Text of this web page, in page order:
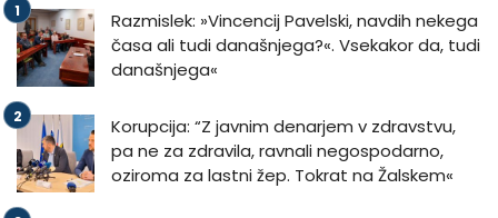
Razmislek: »Vincencij Pavelski, navdih nekega
časa ali tudi današnjega?«. Vsekakor da, tudi
današnjega«
Korupcija: “Z javnim denarjem v zdravstvu,
pa ne za zdravila, ravnali negospodarno,
oziroma za lastni žep. Tokrat na Žalskem«